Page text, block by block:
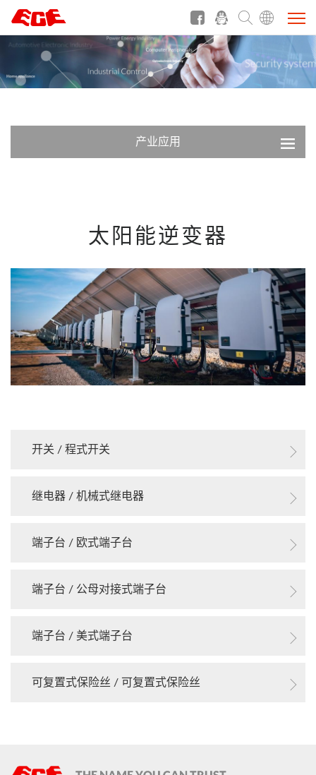
产业应用
太阳能逆变器
开关 / 程式开关
继电器 / 机械式继电器
端子台 / 欧式端子台
端子台 / 公母对接式端子台
端子台 / 美式端子台
可复置式保险丝 / 可复置式保险丝